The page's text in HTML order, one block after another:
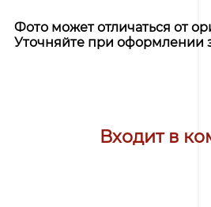
Фото может отличаться от
Уточняйте при оформлении
Входит в